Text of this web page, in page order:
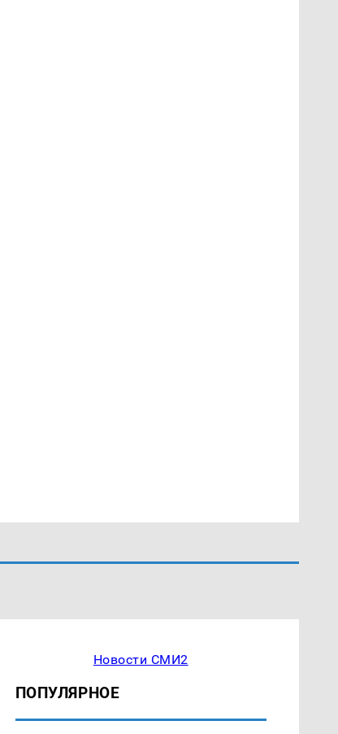
Новости СМИ2
ПОПУЛЯРНОЕ